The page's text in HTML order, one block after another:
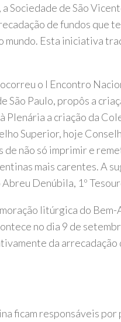
Sociedade de São
de fundos que
Esta iniciativa
o I Encontro
São Paulo, propôs a
Plenária a criação da
Superior, hoje
não só imprimir e
mais carentes. A
Denúbila, 1º
litúrgica do
no dia 9 de
da arrecadação
ficam responsáveis